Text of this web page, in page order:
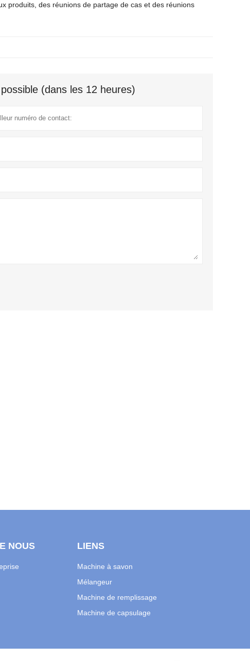
produits, des réunions de partage de cas et des réunions
(dans les 12 heures)
NOUS LIENS
Machine à savon
Mélangeur
Machine de remplissage
Machine de capsulage